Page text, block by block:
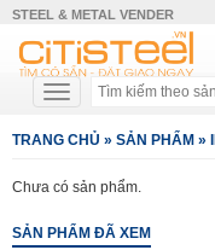
STEEL & METAL VENDER
TRANG CHỦ » SẢN PHẨM »
Chưa có sản phẩm.
SẢN PHẨM ĐÃ XEM